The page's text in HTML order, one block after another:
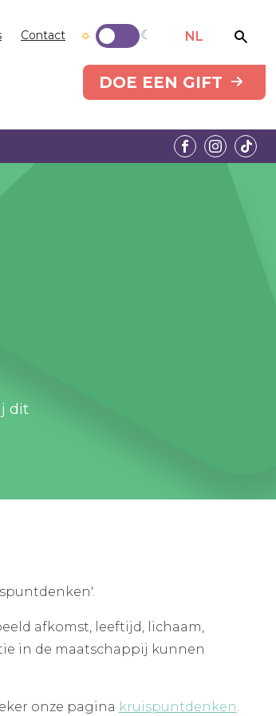
Contact NL
DOE EEN GIFT
dit
afkomst, leeftijd, lichaam,
in de maatschappij kunnen
onze pagina kruispuntdenken.